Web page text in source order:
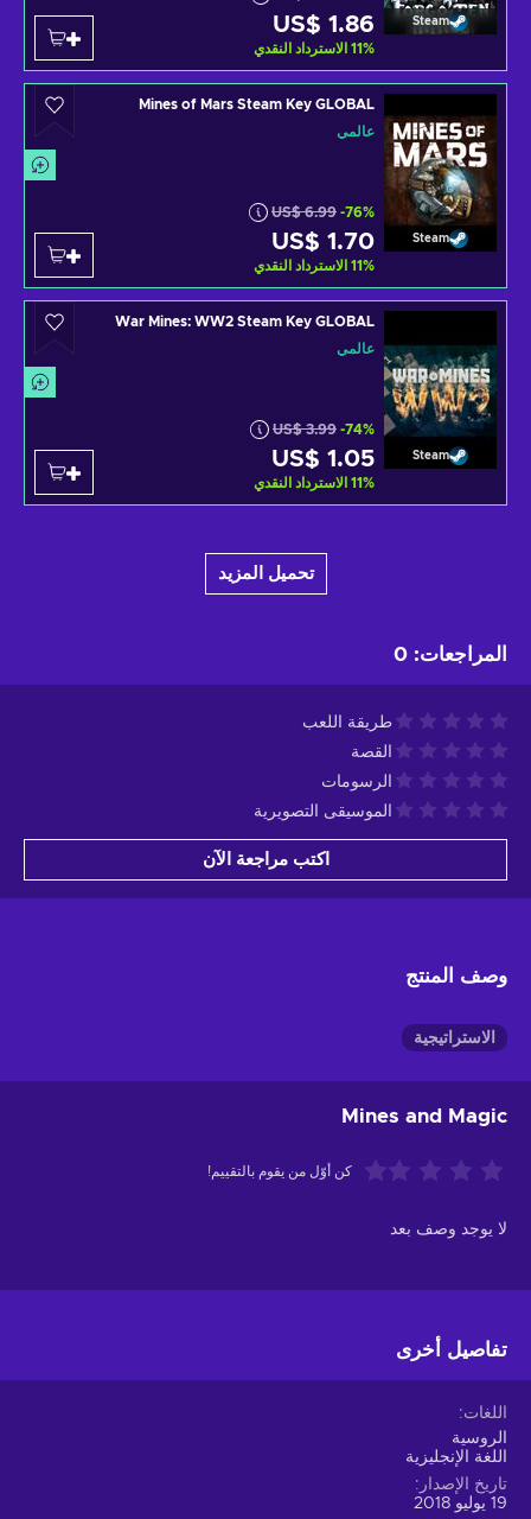
Steam
US$ 1.86
11% الاسترداد النقدي
Steam
Mines of Mars Steam Key GLOBAL
عالمي
US$ 6.99 -76%
US$ 1.70
11% الاسترداد النقدي
Steam
War Mines: WW2 Steam Key GLOBAL
عالمي
US$ 3.99 -74%
US$ 1.05
11% الاسترداد النقدي
تحميل المزيد
المراجعات:
0
طريقة اللعب
القصة
الرسومات
الموسيقى التصويرية
اكتب مراجعة الآن
وصف المنتج
الاستراتيجية
Mines and Magic
كن أوّل من يقوم بالتقييم!
لا يوجد وصف بعد
تفاصيل أخرى
اللغات
الروسية
اللغة الإنجليزية
تاريخ الإصدار
19 يوليو 2018